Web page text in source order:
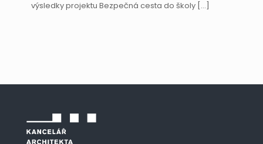
výsledky projektu Bezpečná cesta do školy […]